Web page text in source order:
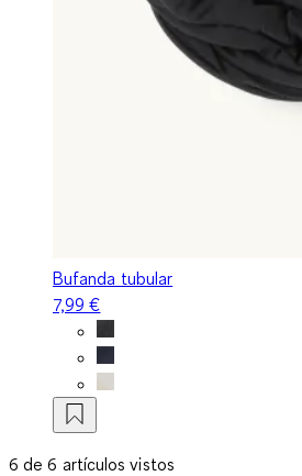
Bufanda tubular
7,99 €
6 de 6 artículos vistos